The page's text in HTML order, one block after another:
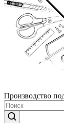
Производство